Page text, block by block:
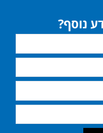
נוסף?